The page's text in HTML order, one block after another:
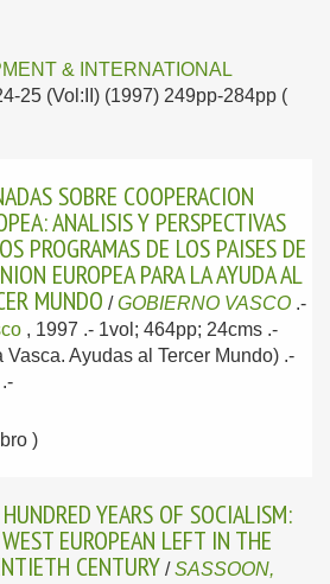
& INTERNATIONAL
25 (Vol:II) (1997) 249pp-284pp (
SOBRE COOPERACION
ANALISIS Y PERSPECTIVAS
PROGRAMAS DE LOS PAISES DE
EUROPEA PARA LA AYUDA AL
MUNDO /GOBIERNO VASCO .-
, 1997 .- 1vol; 464pp; 24cms .-
Ayudas al Tercer Mundo) .-
)
YEARS OF SOCIALISM:
EUROPEAN LEFT IN THE
CENTURY /SASSOON,